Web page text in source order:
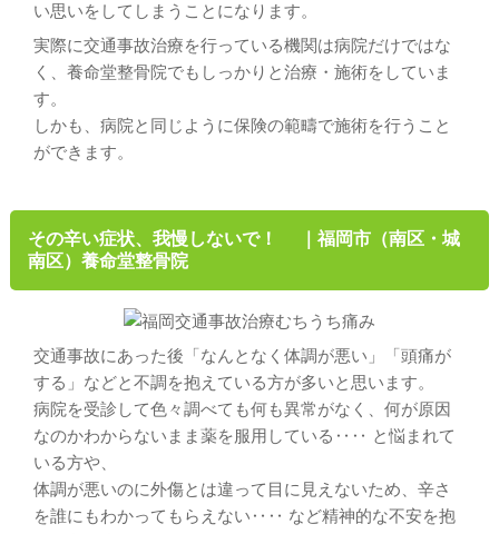
い思いをしてしまうことになります。
実際に交通事故治療を行っている機関は病院だけではな
く、養命堂整骨院でもしっかりと治療・施術をしていま
す。
しかも、病院と同じように保険の範疇で施術を行うこと
ができます。
その辛い症状、我慢しないで！ ｜福岡市（南区・城
南区）養命堂整骨院
交通事故にあった後「なんとなく体調が悪い」「頭痛が
する」などと不調を抱えている方が多いと思います。
病院を受診して色々調べても何も異常がなく、何が原因
なのかわからないまま薬を服用している‥‥ と悩まれて
いる方や、
体調が悪いのに外傷とは違って目に見えないため、辛さ
を誰にもわかってもらえない‥‥ など精神的な不安を抱